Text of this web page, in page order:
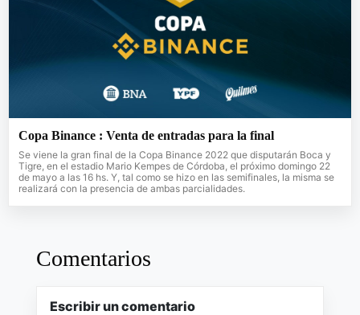
Copa Binance : Venta de entradas para la final
Se viene la gran final de la Copa Binance 2022 que disputarán Boca y
Tigre, en el estadio Mario Kempes de Córdoba, el próximo domingo 22
de mayo a las 16 hs. Y, tal como se hizo en las semifinales, la misma se
realizará con la presencia de ambas parcialidades.
Comentarios
Escribir un comentario